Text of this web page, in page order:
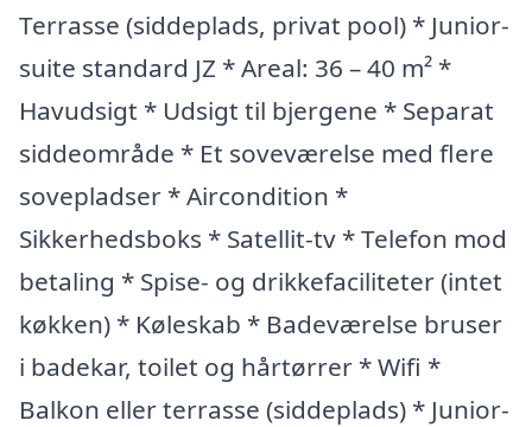
Terrasse (siddeplads, privat pool) * Junior-
suite standard JZ * Areal: 36 – 40 m² *
Havudsigt * Udsigt til bjergene * Separat
siddeområde * Et soveværelse med flere
sovepladser * Aircondition *
Sikkerhedsboks * Satellit-tv * Telefon mod
betaling * Spise- og drikkefaciliteter (intet
køkken) * Køleskab * Badeværelse bruser
i badekar, toilet og hårtørrer * Wifi *
Balkon eller terrasse (siddeplads) * Junior-